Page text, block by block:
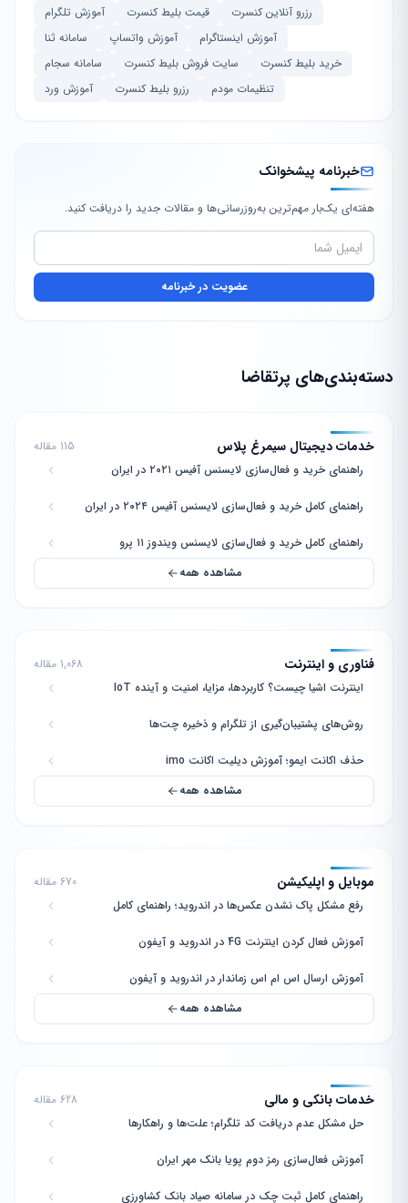
رزرو آنلاین کنسرت قیمت بلیط کنسرت
آموزش تلگرام
آموزش اینستاگرام
آموزش واتساپ
سامانه ثنا
خرید بلیط کنسرت
سایت فروش بلیط کنسرت
سامانه سجام
تنظیمات مودم
رزرو بلیط کنسرت آموزش ورد
خبرنامه پیشخوانک
هفته‌ای یک‌بار مهم‌ترین به‌روزرسانی‌ها و مقالات جدید را دریافت کنید.
عضویت در خبرنامه
دسته‌بندی‌های پرتقاضا
خدمات دیجیتال سیمرغ پلاس
115 مقاله
راهنمای خرید و فعال‌سازی لایسنس آفیس ۲۰۲۱ در ایران
راهنمای کامل خرید و فعال‌سازی لایسنس آفیس ۲۰۲۴ در ایران
راهنمای کامل خرید و فعال‌سازی لایسنس ویندوز ۱۱ پرو
مشاهده همه
فناوری و اینترنت
1,068 مقاله
اینترنت اشیا چیست؟ کاربردها، مزایا، امنیت و آینده IoT
روش‌های پشتیبان‌گیری از تلگرام و ذخیره چت‌ها
حذف اکانت ایمو؛ آموزش دیلیت اکانت imo
مشاهده همه
موبایل و اپلیکیشن
670 مقاله
رفع مشکل پاک نشدن عکس‌ها در اندروید؛ راهنمای کامل
آموزش فعال کردن اینترنت 4G در اندروید و آیفون
آموزش ارسال اس ام اس زماندار در اندروید و آیفون
مشاهده همه
خدمات بانکی و مالی
628 مقاله
حل مشکل عدم دریافت کد تلگرام؛ علت‌ها و راهکارها
آموزش فعال‌سازی رمز دوم پویا بانک مهر ایران
راهنمای کامل ثبت چک در سامانه صیاد بانک کشاورزی